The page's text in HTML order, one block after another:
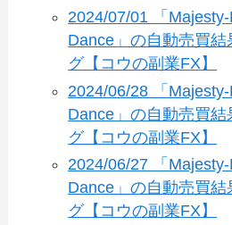
2024/07/01 「
Dance」の自動売買
グ【コウの副業FX】
2024/06/28 「
Dance」の自動売買
グ【コウの副業FX】
2024/06/27 「
Dance」の自動売買
グ【コウの副業FX】